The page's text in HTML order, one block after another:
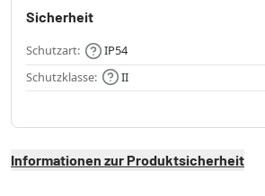
Sicherheit
Schutzart:
IP54
Schutzklasse:
II
Informationen zur Produktsicherheit